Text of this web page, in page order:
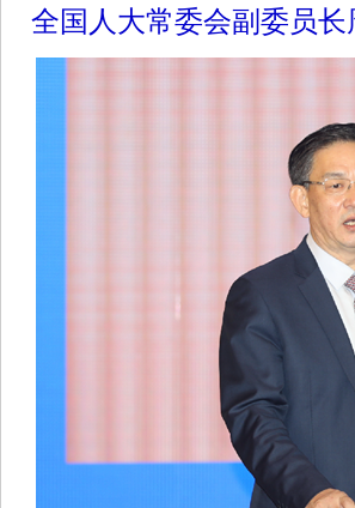
全国人大常委会副委员